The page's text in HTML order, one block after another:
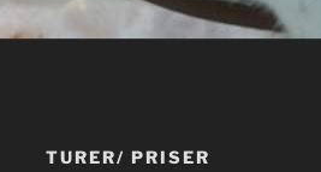
TURER/ PRISER